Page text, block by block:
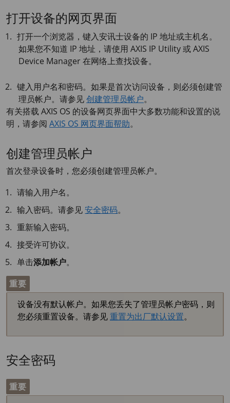
打开设备的网页界面
打开一个浏览器，键入安讯士设备的 IP 地址或主机名。
如果您不知道 IP 地址，请使用 AXIS IP Utility 或AXIS
Device Manager 在网络上查找设备。
键入用户名和密码。如果是首次访问设备，则必须创建管
理员帐户。请参见创建管理员帐户。
有关搭载 AXIS OS 的设备网页界面中大多数功能和设置的说
明，请参阅 AXIS OS 网页界面帮助。
创建管理员帐户
首次登录设备时，您必须创建管理员帐户。
请输入用户名。
输入密码。请参见安全密码。
重新输入密码。
接受许可协议。
单击添加帐户。
重要
设备没有默认帐户。如果您丢失了管理员帐户密码，则
您必须重置设备。请参见重置为出厂默认设置。
安全密码
重要